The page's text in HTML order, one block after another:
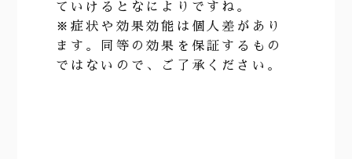
ていけるとなによりですね。
※症状や効果効能は個人差があり
ます。同等の効果を保証するもの
ではないので、ご了承ください。